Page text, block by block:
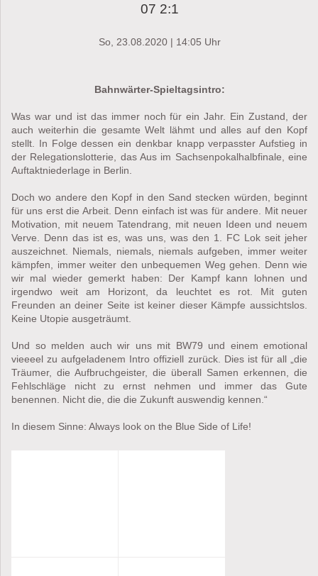
07 2:1
So, 23.08.2020 | 14:05 Uhr
Bahnwärter-Spieltagsintro:
Was war und ist das immer noch für ein Jahr. Ein Zustand, der
auch weiterhin die gesamte Welt lähmt und alles auf den Kopf
stellt. In Folge dessen ein denkbar knapp verpasster Aufstieg in
der Relegationslotterie, das Aus im Sachsenpokalhalbfinale, eine
Auftaktniederlage in Berlin.
Doch wo andere den Kopf in den Sand stecken würden, beginnt
für uns erst die Arbeit. Denn einfach ist was für andere. Mit neuer
Motivation, mit neuem Tatendrang, mit neuen Ideen und neuem
Verve. Denn das ist es, was uns, was den 1. FC Lok seit jeher
auszeichnet. Niemals, niemals, niemals aufgeben, immer weiter
kämpfen, immer weiter den unbequemen Weg gehen. Denn wie
wir mal wieder gemerkt haben: Der Kampf kann lohnen und
irgendwo weit am Horizont, da leuchtet es rot. Mit guten
Freunden an deiner Seite ist keiner dieser Kämpfe aussichtslos.
Keine Utopie ausgeträumt.
Und so melden auch wir uns mit BW79 und einem emotional
vieeeel zu aufgeladenem Intro offiziell zurück. Dies ist für all „die
Träumer, die Aufbruchgeister, die überall Samen erkennen, die
Fehlschläge nicht zu ernst nehmen und immer das Gute
benennen. Nicht die, die die Zukunft auswendig kennen.“
In diesem Sinne: Always look on the Blue Side of Life!